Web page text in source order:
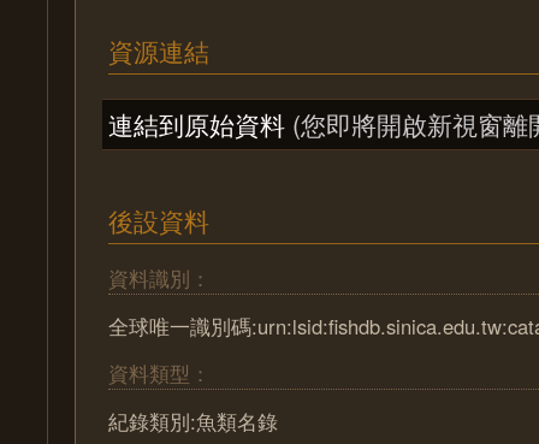
資源連結
連結到原始資料 (您即將開啟新視窗離
後設資料
資料識別：
全球唯一識別碼
資料類型：
紀錄類別:魚類名錄